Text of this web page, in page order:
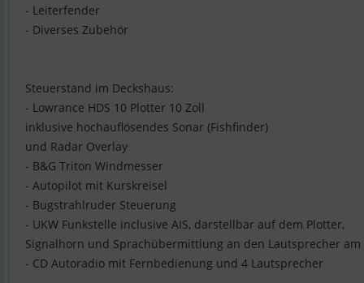
- Leiterfender
- Diverses Zubehör
Steuerstand im Deckshaus:
- Lowrance HDS 10 Plotter 10 Zoll
inklusive hochauflösendes Sonar (Fishfinder)
und Radar Overlay
- B&G Triton Windmesser
- Autopilot mit Kurskreisel
- Bugstrahlruder Steuerung
- UKW Funkstelle inclusive AIS, darstellbar auf dem Plotter,
Signalhorn und Sprachübermittlung an den Lautsprecher am
- CD Autoradio mit Fernbedienung und 4 Lautsprecher